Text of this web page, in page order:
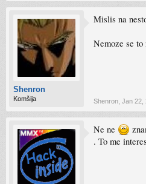
Shenron
Komšija
Mislis na
Nemoze se
Shenron Jan 22,
Ne ne
. To me